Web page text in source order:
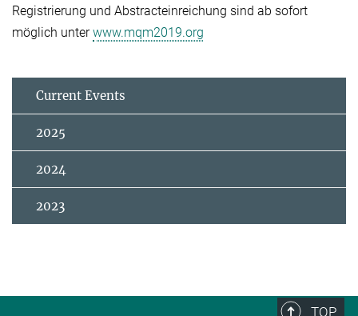
Registrierung und Abstracteinreichung sind ab sofort
möglich unterwww.mqm2019.org
Current Events
2025
2024
2023
TOP